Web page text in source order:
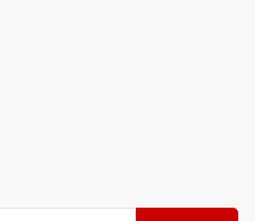
Kalbar Tinjau Perda Bakar